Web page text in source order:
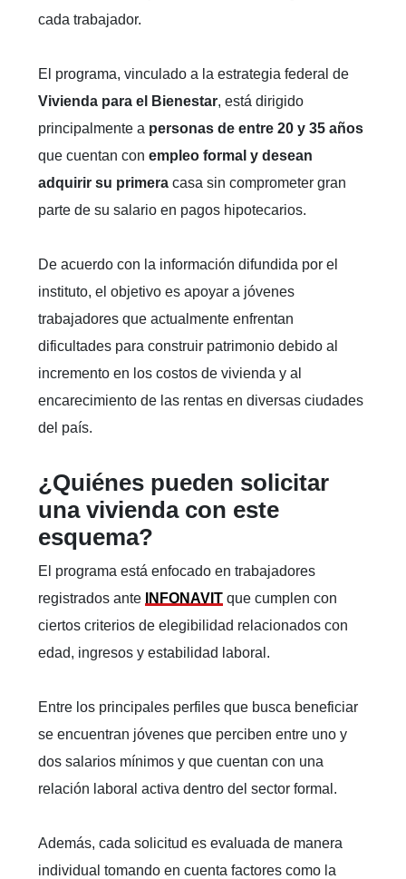
cada trabajador.
El programa, vinculado a la estrategia federal de
Vivienda para el Bienestar, está dirigido
principalmente a personas de entre 20 y 35 años
que cuentan con empleo formal y desean
adquirir su primera casa sin comprometer gran
parte de su salario en pagos hipotecarios.
De acuerdo con la información difundida por el
instituto, el objetivo es apoyar a jóvenes
trabajadores que actualmente enfrentan
dificultades para construir patrimonio debido al
incremento en los costos de vivienda y al
encarecimiento de las rentas en diversas ciudades
del país.
¿Quiénes pueden solicitar
una vivienda con este
esquema?
El programa está enfocado en trabajadores
registrados ante
INFONAVIT que cumplen con
ciertos criterios de elegibilidad relacionados con
edad, ingresos y estabilidad laboral.
Entre los principales perfiles que busca beneficiar
se encuentran jóvenes que perciben entre uno y
dos salarios mínimos y que cuentan con una
relación laboral activa dentro del sector formal.
Además, cada solicitud es evaluada de manera
individual tomando en cuenta factores como la